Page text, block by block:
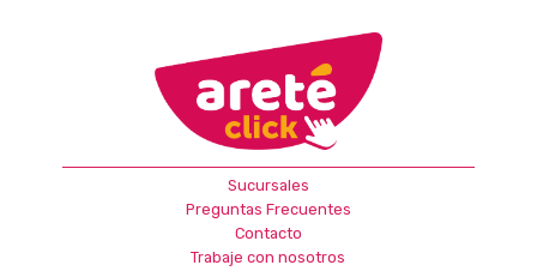
Sucursales
Preguntas Frecuentes
Contacto
Trabaje con nosotros